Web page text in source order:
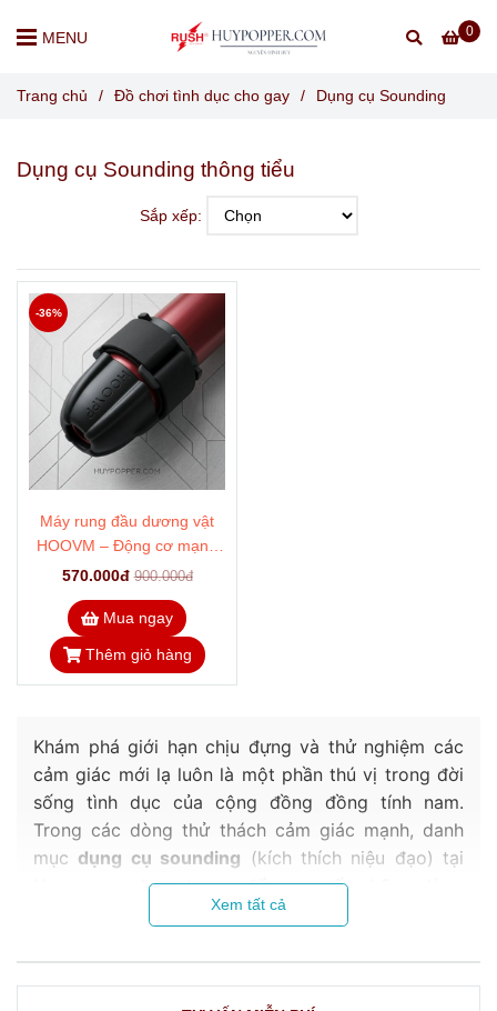
0
MENU
Trang chủ / Đồ chơi tình dục cho gay / Dụng cụ Sounding
Dụng cụ Sounding thông tiểu
Sắp xếp:
Máy rung đầu dương vật
HOOVM – Động cơ mạnh
cưỡng chế xuất tinh cực
570.000đ 900.000đ
-36%
Mua ngay
Thêm giỏ hàng
Khám phá giới hạn chịu đựng và thử nghiệm các
cảm giác mới lạ luôn là một phần thú vị trong đời
sống tình dục của cộng đồng đồng tính nam.
Trong các dòng thử thách cảm giác mạnh, danh
mục dụng cụ sounding (kích thích niệu đạo) tại
Huypopper được tạo ra để cung cấp những dòng
sản phẩm đạt chuẩn an toàn, giúp bạn thực hiện
1. Sounding là gì? Vì sao bộ môn này
Xem tất cả